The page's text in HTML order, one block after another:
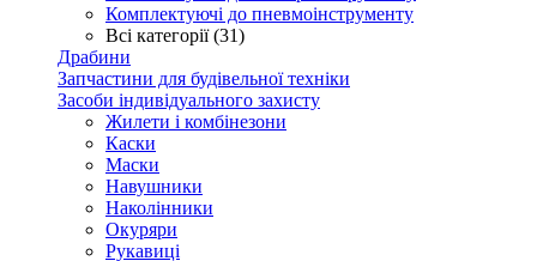
Комплектуючі до пневмоінструменту
Всі категорії (31)
Драбини
Запчастини для будівельної техніки
Засоби індивідуального захисту
Жилети і комбінезони
Каски
Маски
Навушники
Наколінники
Окуряри
Рукавиці